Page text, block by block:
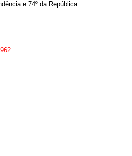
e 74º da República.